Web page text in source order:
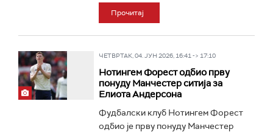
Прочитај
ЧЕТВРТАК, 04. ЈУН 2026, 16:41 -> 17:10
Нотингем Форест одбио прву
понуду Манчестер ситија за
Елиота Андерсона
Фудбалски клуб Нотингем Форест
одбио је прву понуду Манчестер